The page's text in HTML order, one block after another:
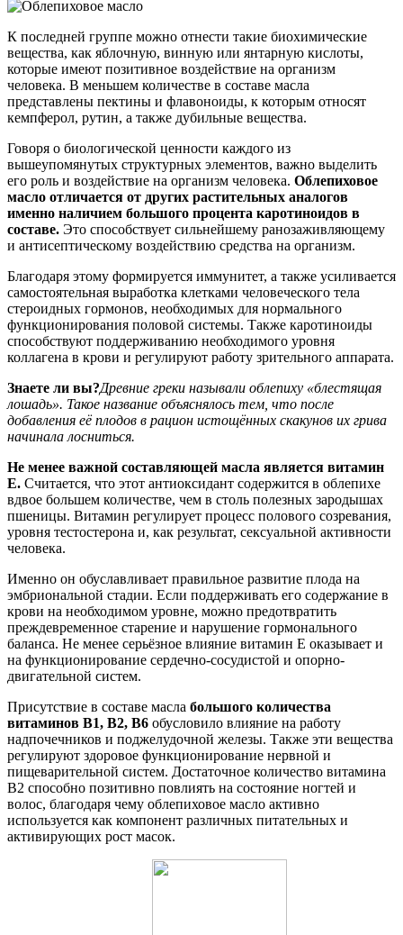
К последней группе можно отнести такие биохимические
вещества, как яблочную, винную или янтарную кислоты,
которые имеют позитивное воздействие на организм
человека. В меньшем количестве в составе масла
представлены пектины и флавоноиды, к которым относят
кемпферол, рутин, а также дубильные вещества.
Говоря о биологической ценности каждого из
вышеупомянутых структурных элементов, важно выделить
его роль и воздействие на организм человека. Облепиховое
масло отличается от других растительных аналогов
именно наличием большого процента каротиноидов в
составе. Это способствует сильнейшему ранозаживляющему
и антисептическому воздействию средства на организм.
Благодаря этому формируется иммунитет, а также усиливается
самостоятельная выработка клетками человеческого тела
стероидных гормонов, необходимых для нормального
функционирования половой системы. Также каротиноиды
способствуют поддерживанию необходимого уровня
коллагена в крови и регулируют работу зрительного аппарата.
Знаете ли вы?Древние греки называли облепиху «блестящая
лошадь». Такое название объяснялось тем, что после
добавления её плодов в рацион истощённых скакунов их грива
начинала лосниться.
Не менее важной составляющей масла является витамин
Е. Считается, что этот антиоксидант содержится в облепихе
вдвое большем количестве, чем в столь полезных зародышах
пшеницы. Витамин регулирует процесс полового созревания,
уровня тестостерона и, как результат, сексуальной активности
человека.
Именно он обуславливает правильное развитие плода на
эмбриональной стадии. Если поддерживать его содержание в
крови на необходимом уровне, можно предотвратить
преждевременное старение и нарушение гормонального
баланса. Не менее серьёзное влияние витамин Е оказывает и
на функционирование сердечно-сосудистой и опорно-
двигательной систем.
Присутствие в составе масла большого количества
витаминов В1, В2, В6 обусловило влияние на работу
надпочечников и поджелудочной железы. Также эти вещества
регулируют здоровое функционирование нервной и
пищеварительной систем. Достаточное количество витамина
В2 способно позитивно повлиять на состояние ногтей и
волос, благодаря чему облепиховое масло активно
используется как компонент различных питательных и
активирующих рост масок.